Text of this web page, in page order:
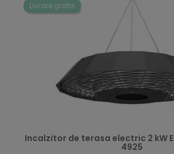
Livrare gratis
Incalzitor de terasa electric 2 kW
4925